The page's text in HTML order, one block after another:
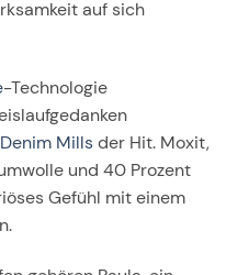
auf sich
-Technologie
Millsder Hit. Moxit,
und 40 Prozent
Gefühl mit einem